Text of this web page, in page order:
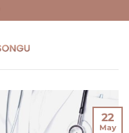
22
May